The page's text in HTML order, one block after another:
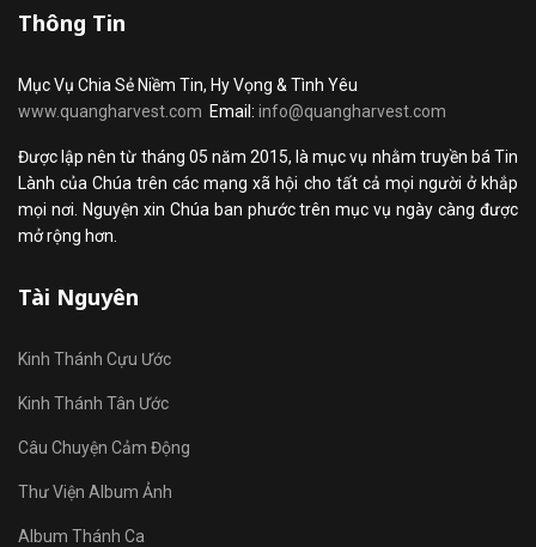
Thông Tin
Mục Vụ Chia Sẻ Niềm Tin, Hy Vọng & Tình Yêu
www.quangharvest.com Email: info@quangharvest.com
Được lập nên từ tháng 05 năm 2015, là mục vụ nhằm truyền bá Tin
Lành của Chúa trên các mạng xã hội cho tất cả mọi người ở khắp
mọi nơi. Nguyện xin Chúa ban phước trên mục vụ ngày càng được
mở rộng hơn.
Tài Nguyên
Kinh Thánh Cựu Ước
Kinh Thánh Tân Ước
Câu Chuyện Cảm Động
Thư Viện Album Ảnh
Album Thánh Ca